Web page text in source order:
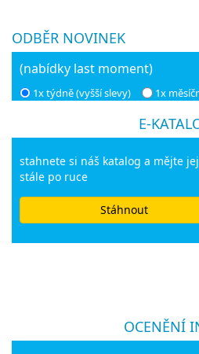
ODBĚR NOVINEK
(nabídky last moment)
1x týdně (vyšší slevy) 1x
E-
stahnete si náš katalog a mějte jej
stále po ruce
Stáhnout
OCENĚNÍ